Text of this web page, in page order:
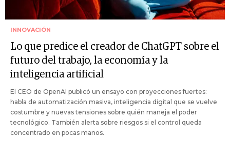
INNOVACIÓN
Lo que predice el creador de ChatGPT sobre el
futuro del trabajo, la economía y la
inteligencia artificial
El CEO de OpenAI publicó un ensayo con proyecciones fuertes:
habla de automatización masiva, inteligencia digital que se vuelve
costumbre y nuevas tensiones sobre quién maneja el poder
tecnológico. También alerta sobre riesgos si el control queda
concentrado en pocas manos.